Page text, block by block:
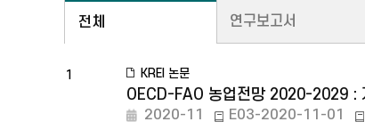
전체 연구보고서
1 KREI 논문
OECD-FAO 농업전망 2020-2029 :
2020-11 E03-2020-11-01